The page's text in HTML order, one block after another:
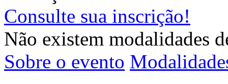
Consulte sua inscrição!
Não existem modalidades
Sobre o evento